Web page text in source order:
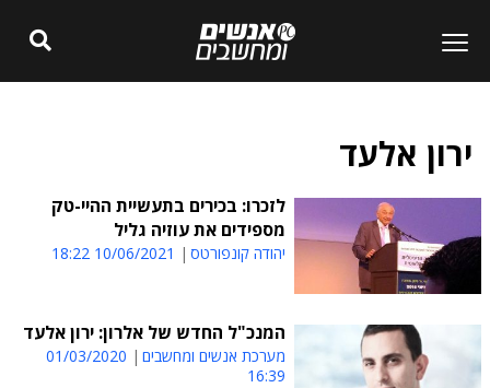
ירון אלעד
לזכרו: בכירים בתעשיית ההיי-טק
מספידים את עוזיה גליל
יהודה קונפורטס 10/06/2021 18:22
המנכ"ל החדש של אלרון: ירון אלעד
מערכת אנשים ומחשבים
01/03/2020
16:39